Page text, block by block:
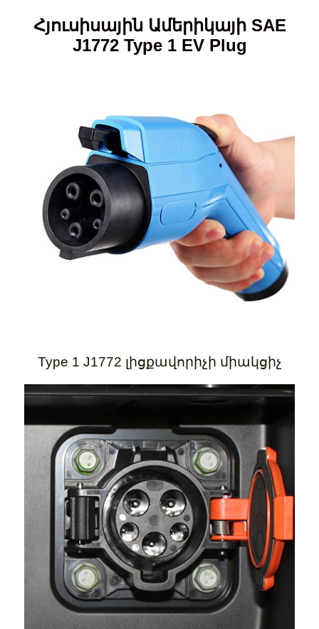
Հյուսիսային Ամերիկայի SAE
J1772 Type 1 EV Plug
Type 1 J1772 լիցքավորիչի միակցիչ